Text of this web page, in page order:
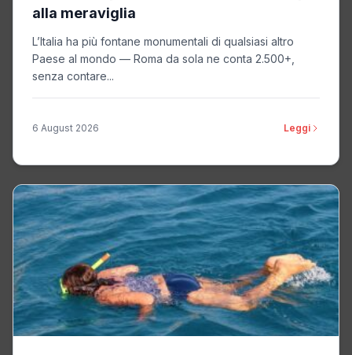
alla meraviglia
L’Italia ha più fontane monumentali di qualsiasi altro
Paese al mondo — Roma da sola ne conta 2.500+,
senza contare...
6 August 2026 Leggi